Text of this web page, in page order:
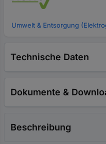
Umwelt & Entsorgung
Technische Daten
Dokumente &
Beschreibung